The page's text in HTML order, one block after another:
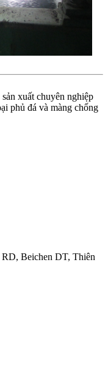
xuất chuyên nghiệp
phủ đá và màng chống
Beichen DT, Thiên